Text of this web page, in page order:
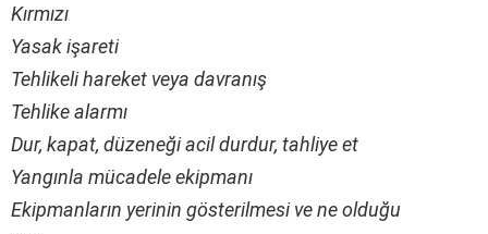
Kırmızı
Yasak işareti
Tehlikeli hareket veya davranış
Tehlike alarmı
Dur, kapat, düzeneği acil durdur, tahliye et
Yangınla mücadele ekipmanı
Ekipmanların yerinin gösterilmesi ve ne olduğu